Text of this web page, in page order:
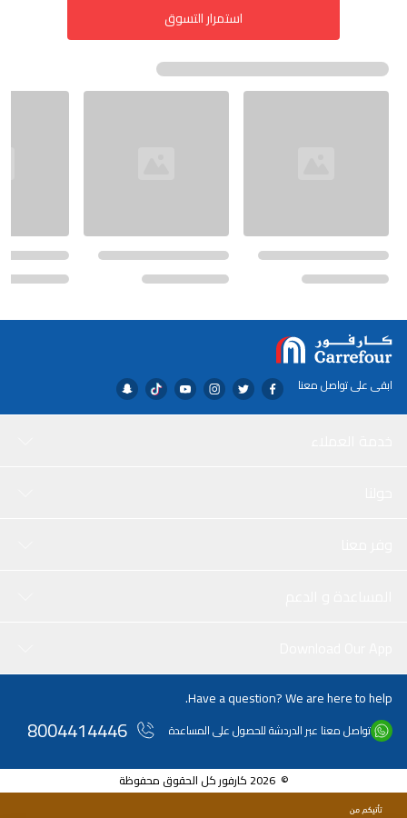
استمرار التسوق
ابقى على تواصل معنا
Have a question? We are here to help.
تواصل معنا عبر الدردشة للحصول على المساعدة 8004414446
© 2026 كارفور كل الحقوق محفوظة